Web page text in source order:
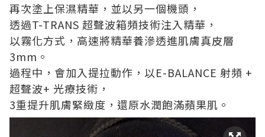
再次塗上保濕精華，並以另一個機頭，
透過T-TRANS 超聲波箱頻技術注入精華，
以霧化方式，高速將精華養滲透進肌膚真皮層
3mm。
過程中，會加入提拉動作，以E-BALANCE 射頻 +
超聲波+ 光療技術，
3重提升肌膚緊緻度，還原水潤飽滿蘋果肌。